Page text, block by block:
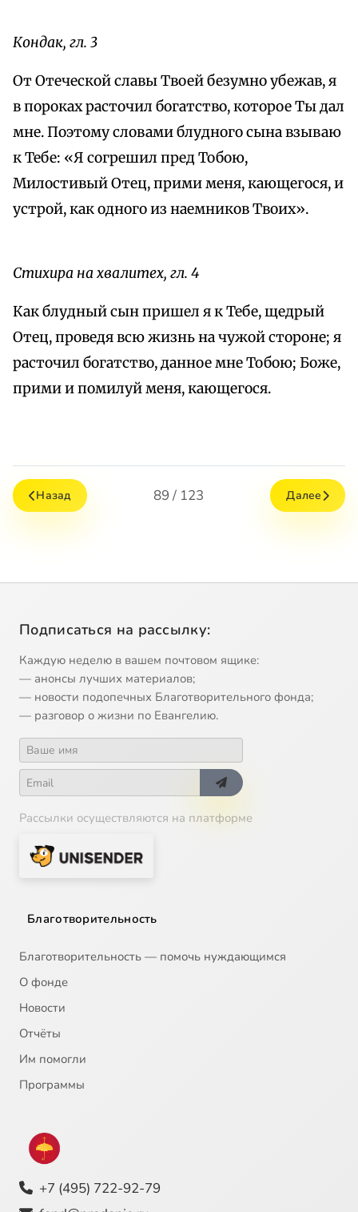
Кондак, гл. 3
От Отеческой славы Твоей безумно убежав, я
в пороках расточил богатство, которое Ты дал
мне. Поэтому словами блудного сына взываю
к Тебе: «Я согрешил пред Тобою,
Милостивый Отец, прими меня, кающегося, и
устрой, как одного из наемников Твоих».
Стихира на хвалитех, гл. 4
Как блудный сын пришел я к Тебе, щедрый
Отец, проведя всю жизнь на чужой стороне; я
расточил богатство, данное мне Тобою; Боже,
прими и помилуй меня, кающегося.
Назад 89 / 123 Далее
Подписаться на рассылку:
Каждую неделю в вашем почтовом ящике:
— анонсы лучших материалов;
— новости подопечных Благотворительного фонда;
— разговор о жизни по Евангелию.
Рассылки осуществляются на платформе
Благотворительность
Благотворительность — помочь нуждающимся
О фонде
Новости
Отчёты
Им помогли
Программы
+7 (495) 722-92-79